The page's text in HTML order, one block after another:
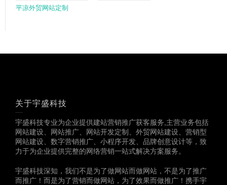
平凉外贸网站定制
关于宇盛科技
宇盛科技专业为企业提供建站营销推广获客服务,主营业务包括
网站建设、网站推广、网站开发定制、外贸网站建设、营销型
网站建设、数字营销推广、小程序开发、品牌创意设计等，致
力于为企业提供完整的网络营销一站式解决方案服务。
宇盛科技深知，我们不是为了做网站而做网站，不是为了推广
而推广！而是为了营销而做网站，为了效果而做推广！携手宇